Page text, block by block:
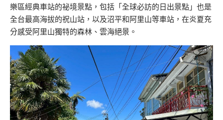
樂區經典車站的祕境景點，包括「全球必訪的日出景點」也是
全台最高海拔的祝山站，以及沼平和阿里山等車站，在炎夏充
分感受阿里山獨特的森林、雲海絕景。